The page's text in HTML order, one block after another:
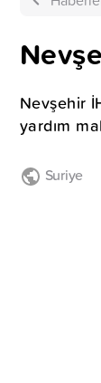
Nevşehir
yardım
Suriye